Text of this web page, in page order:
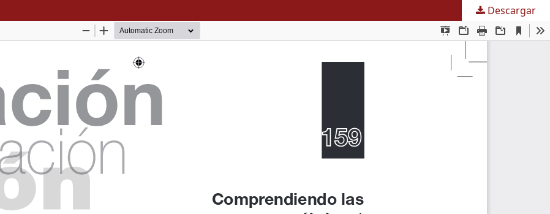
Descargar